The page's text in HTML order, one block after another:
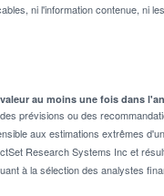
ni l'information contenue, ni
au moins une fois dans
prévisions ou des
aux estimations extrêmes
Research Systems Inc et
à la sélection des analystes